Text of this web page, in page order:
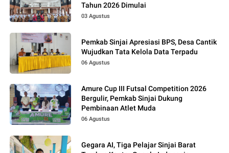
Tahun 2026 Dimulai
03 Agustus
Pemkab Sinjai Apresiasi BPS, Desa Cantik
Wujudkan Tata Kelola Data Terpadu
06 Agustus
Amure Cup III Futsal Competition 2026
Bergulir, Pemkab Sinjai Dukung
Pembinaan Atlet Muda
06 Agustus
Gegara AI, Tiga Pelajar Sinjai Barat